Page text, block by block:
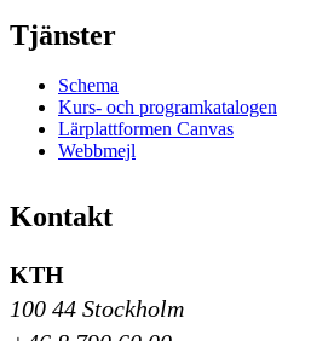
Tjänster
Schema
Kurs- och programkatalogen
Lärplattformen Canvas
Webbmejl
Kontakt
KTH
100 44 Stockholm